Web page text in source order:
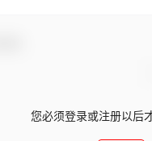
您必须登录或注册以后